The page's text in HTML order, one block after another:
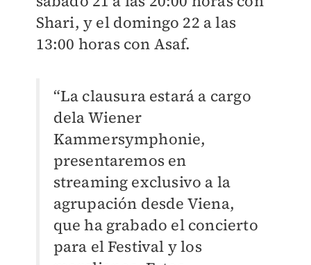
Shari, y el domingo 22 a las
13:00 horas con Asaf.
“La clausura estará a cargo
dela Wiener
Kammersymphonie,
presentaremos en
streaming exclusivo a la
agrupación desde Viena,
que ha grabado el concierto
para el Festival y los